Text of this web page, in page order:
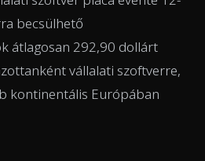
becsülhető
átlagosan 292,90 dollárt
vállalati szoftverre,
kontinentális Európában